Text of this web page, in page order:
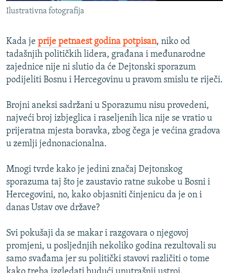
POPLAVE I KLIZIŠTA U BIH 2024.
POST SCRIPTUM
MOJA EVROPA
SVE KARTE DEJTONA
NASTANAK I RASPAD JUGOSLAVIJE
Sve RFE/RL stranice
Ilustrativna fotografija
Kada je prije petnaest godina potpisan, niko od
tadašnjih političkih lidera, građana i međunarodne
zajednice nije ni slutio da će Dejtonski sporazum
podijeliti Bosnu i Hercegovinu u pravom smislu te riječi.
Brojni aneksi sadržani u Sporazumu nisu provedeni,
najveći broj izbjeglica i raseljenih lica nije se vratio u
prijeratna mjesta boravka, zbog čega je većina gradova
u zemlji jednonacionalna.
Mnogi tvrde kako je jedini značaj Dejtonskog
sporazuma taj što je zaustavio ratne sukobe u Bosni i
Hercegovini, no, kako objasniti činjenicu da je on i
danas Ustav ove države?
Svi pokušaji da se makar i razgovara o njegovoj
promjeni, u posljednjih nekoliko godina rezultovali su
samo svađama jer su politički stavovi različiti o tome